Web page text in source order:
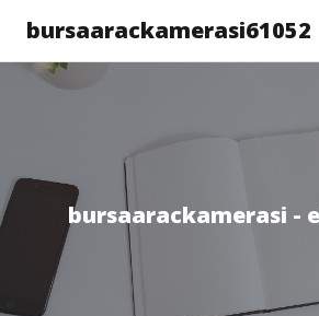
bursaarackamerasi61052
bursaarackamerasi -